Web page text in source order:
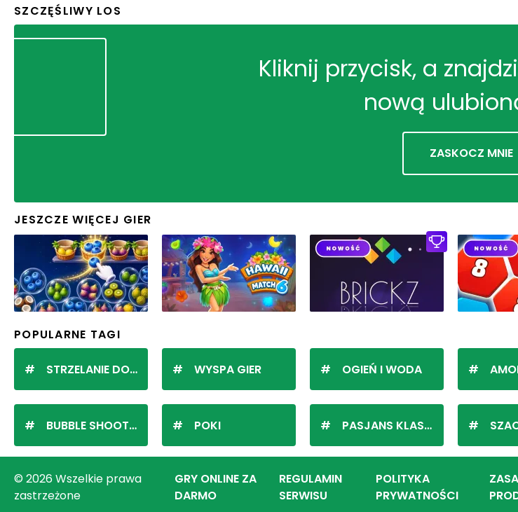
SZCZĘŚLIWY LOS
Kliknij przycisk, a
nową
ZASKOCZ MNIE
JESZCZE WIĘCEJ GIER
POPULARNE TAGI
STRZELANIE DO KULEK
BUBBLE SHOOTER
WYSPA GIER
POKI
OGIEŃ I WODA
PASJANS KLASYCZNY
© 2026 Wszelkie prawa
zastrzeżone
GRY ONLINE ZA
DARMO
REGULAMIN
SERWISU
POLITYKA
PRYWATNOŚCI